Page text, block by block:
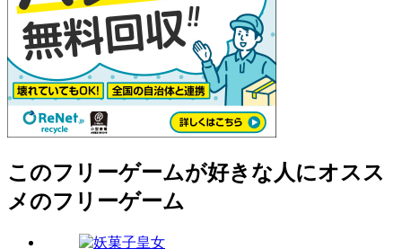
このフリーゲームが好きな人にオスス
メのフリーゲーム